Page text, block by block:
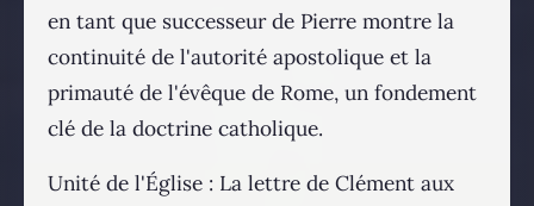
en tant que successeur de Pierre montre la
continuité de l'autorité apostolique et la
primauté de l'évêque de Rome, un fondement
clé de la doctrine catholique.
Unité de l'Église : La lettre de Clément aux